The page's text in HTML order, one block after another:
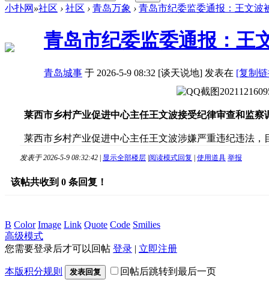
小扑网 »社区 › 社区 › 青岛万象 › 青岛市纪委监委通报：王文波
青岛市纪委监委通报：王
青岛城事 于 2026-5-9 08:32 [谈天说地] 发表在 [复制
莱西市乡村产业促进中心主任王文波接受纪律审查和监察
莱西市乡村产业促进中心主任王文波涉嫌严重违纪违法，
发表于 2026-5-9 08:32:42 | 显示全部楼层 |阅读模式回复 | 使用道具 举报
该帖共收到 0 条回复！
B Color Image Link Quote Code Smilies
高级模式
您需要登录后才可以回帖 登录 | 立即注册
本版积分规则 发表回复 回帖后跳转到最后一页